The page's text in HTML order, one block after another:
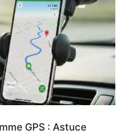
GPS : Astuce